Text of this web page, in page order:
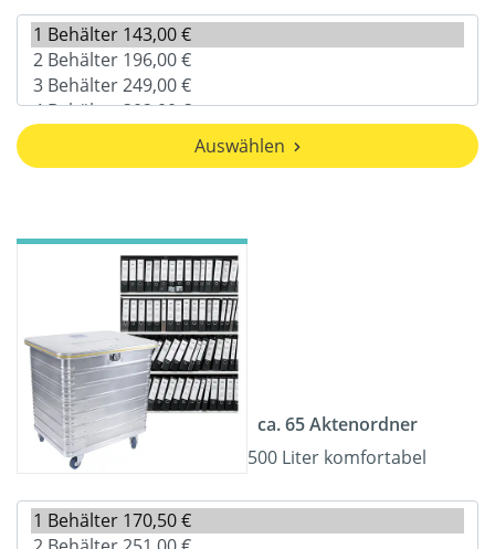
Auswählen
ca. 65 Aktenordner
500 Liter komfortabel